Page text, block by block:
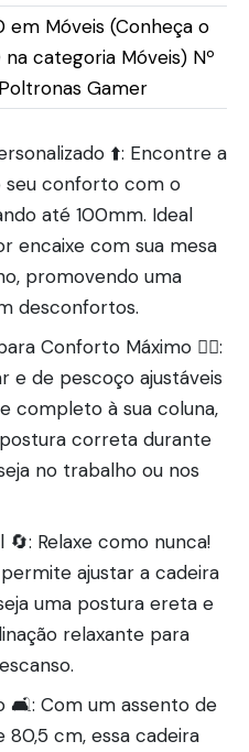
em Móveis (Conheça o
na categoria Móveis) Nº
Gamer
⬆️: Encontre a
conforto com o
até 100mm. Ideal
encaixe com sua mesa
promovendo uma
desconfortos.
Conforto Máximo 🧖‍♂️:
e de pescoço ajustáveis
completo à sua coluna,
correta durante
no trabalho ou nos
🔄: Relaxe como nunca!
ajustar a cadeira
uma postura ereta e
relaxante para
🛋️: Com um assento de
cm, essa cadeira